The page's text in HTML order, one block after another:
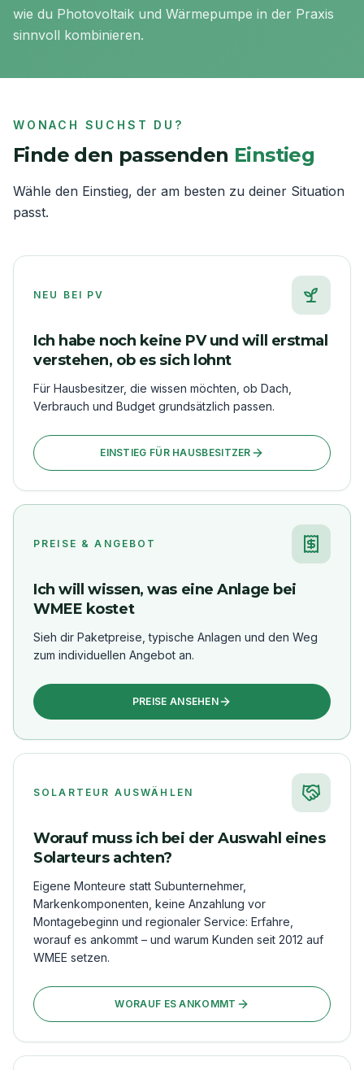
wie du Photovoltaik und Wärmepumpe in der Praxis
sinnvoll kombinieren.
WONACH SUCHST DU?
Finde den passenden Einstieg
Wähle den Einstieg, der am besten zu deiner Situation
passt.
NEU BEI PV
Ich habe noch keine PV und will erstmal
verstehen, ob es sich lohnt
Für Hausbesitzer, die wissen möchten, ob Dach,
Verbrauch und Budget grundsätzlich passen.
EINSTIEG FÜR HAUSBESITZER
PREISE & ANGEBOT
Ich will wissen, was eine Anlage bei
WMEE kostet
Sieh dir Paketpreise, typische Anlagen und den Weg
zum individuellen Angebot an.
PREISE ANSEHEN
SOLARTEUR AUSWÄHLEN
Worauf muss ich bei der Auswahl eines
Solarteurs achten?
Eigene Monteure statt Subunternehmer,
Markenkomponenten, keine Anzahlung vor
Montagebeginn und regionaler Service: Erfahre,
worauf es ankommt – und warum Kunden seit 2012 auf
WMEE setzen.
WORAUF ES ANKOMMT